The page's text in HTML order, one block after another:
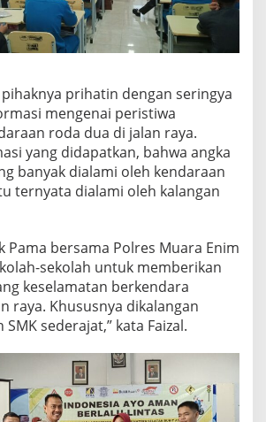
prihatin dengan seringya
mengenai peristiwa
roda dua di jalan raya.
yang didapatkan, bahwa angka
banyak dialami oleh kendaraan
ternyata dialami oleh kalangan
Pama bersama Polres Muara Enim
sekolah untuk memberikan
keselamatan berkendara
raya. Khususnya dikalangan
SMK sederajat,” kata Faizal.